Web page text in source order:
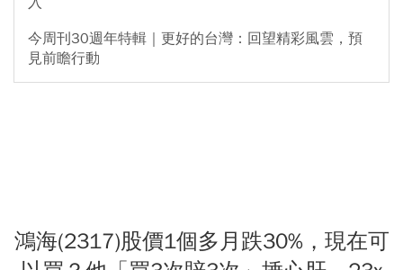
今周刊30週年特輯｜更好的台灣：回望精彩風雲，預
見前瞻行動
鴻海(2317)股價1個多月跌30%，現在可